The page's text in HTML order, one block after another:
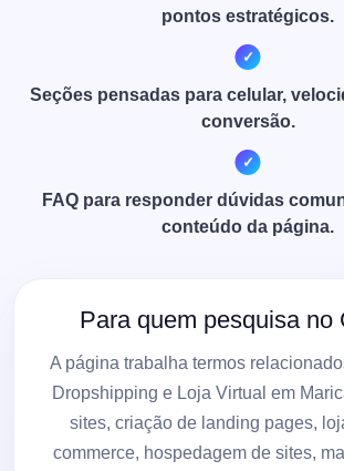
pontos estratégicos.
Seções pensadas para celular,
conversão.
FAQ para responder dúvidas
conteúdo da página.
Para quem pesquisa no
A página trabalha termos
Dropshipping e Loja Virtual em
sites, criação de landing pages,
commerce, hospedagem de sites,